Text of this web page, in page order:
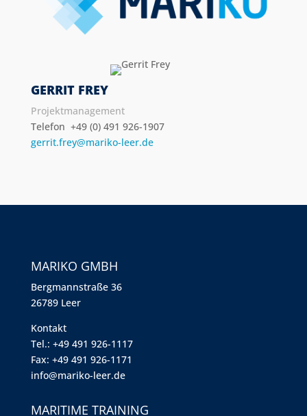
GERRIT FREY
Projektmanagement
Telefon +49 (0) 491 926-1907
gerrit.frey@mariko-leer.de
MARIKO GMBH
Berg­mann­straße 36
26789 Leer
Kontakt
Tel.: +49 491 926-1117
Fax: +49 491 926-1171
info@mariko-leer.de
MARITIME TRAINING